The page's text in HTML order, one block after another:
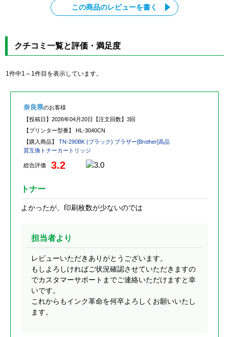
この商品のレビューを書く
クチコミ一覧と評価・満足度
1件中1～1件目を表示しています。
奈良県のお客様
【投稿日】 2026年04月20日 【注文回数】 3回
【プリンター型番】 HL-3040CN
【購入商品】 TN-290BK (ブラック) ブラザー[Brother]高品
質互換トナーカートリッジ
総合評価 3.2
トナー
よかったが、印刷枚数が少ないのでは
担当者より
レビューいただきありがとうございます。
もしよろしければご状況確認させていただきますの
でカスタマーサポートまでご連絡いただけますと幸
いです。
これからもインク革命を何卒よろしくお願いいたし
ます。